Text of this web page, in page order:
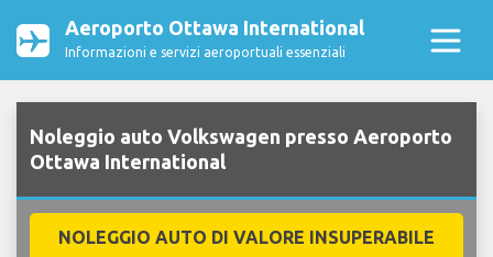
Aeroporto Ottawa International
Informazioni e servizi aeroportuali essenziali
Noleggio auto Volkswagen presso Aeroporto
Ottawa International
NOLEGGIO AUTO DI VALORE INSUPERABILE